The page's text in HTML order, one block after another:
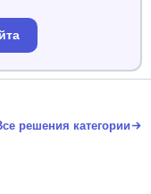
решения категории